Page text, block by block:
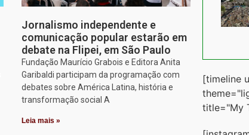
Jornalismo independente e
comunicação popular estarão em
debate na Flipei, em São Paulo
Fundação Maurício Grabois e Editora Anita
Garibaldi participam da programação com
debates sobre América Latina, história e
transformação social A
Leia mais »
[timeline
title="My